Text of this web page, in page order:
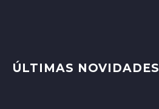
ÚLTIMAS NOVIDADES